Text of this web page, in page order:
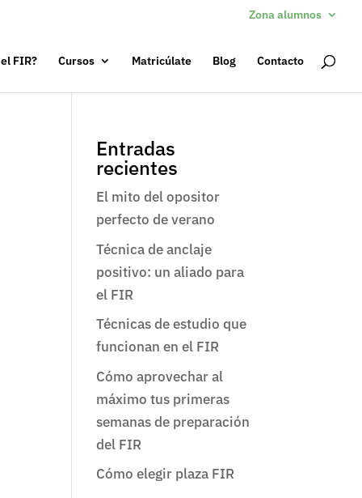
Zona alumnos
FIR? Cursos Matricúlate Blog Contacto
Entradas
recientes
El mito del opositor
perfecto de verano
Técnica de anclaje
positivo: un aliado para
el FIR
Técnicas de estudio que
funcionan en el FIR
Cómo aprovechar al
máximo tus primeras
semanas de preparación
del FIR
Cómo elegir plaza FIR